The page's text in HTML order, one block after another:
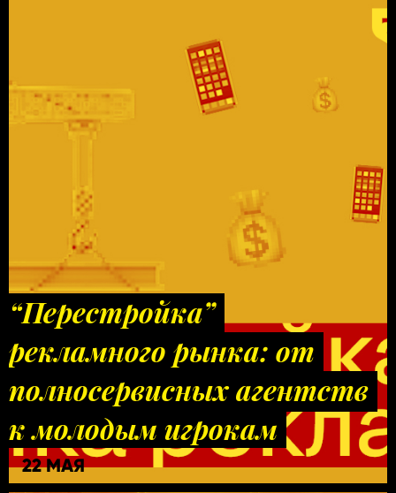
“Перестройка”
рекламного рынка: от
полносервисных агентств
к молодым игрокам
22 МАЯ